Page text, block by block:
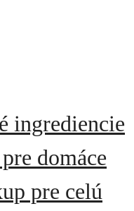
ingrediencie
domáce
pre celú